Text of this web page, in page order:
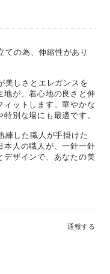
の為、伸縮性があり
美しさとエレガンスを
地が、着心地の良さと伸
ィットします。華やかな
別な場にも最適です。
練した職人が手掛けた
本人の職人が、一針一針
デザインで、あなたの美
通報する